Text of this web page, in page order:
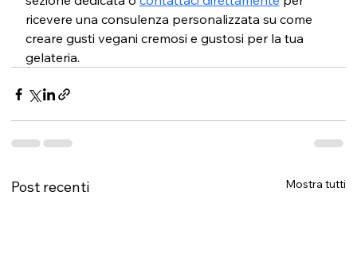
ricevere una consulenza personalizzata su come
creare gusti vegani cremosi e gustosi per la tua
gelateria.
Post recenti Mostra tutti